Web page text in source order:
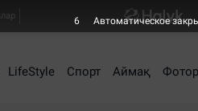
LifeStyle Спорт Аймақ
5 Автоматическое